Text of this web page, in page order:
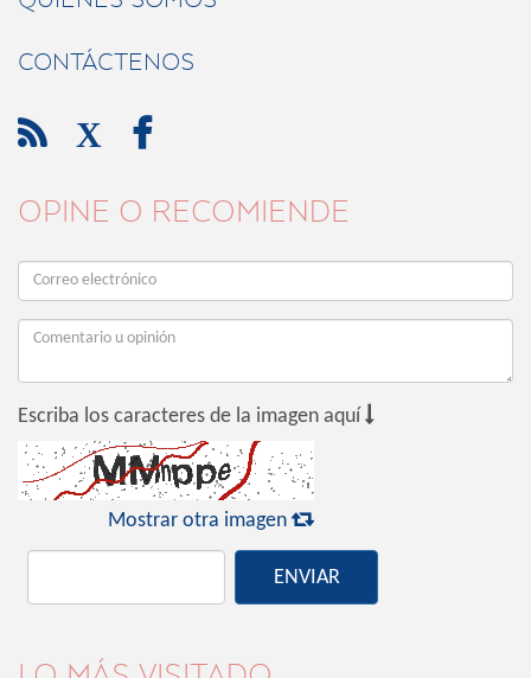
CONTÁCTENOS
 X 
OPINE O RECOMIENDE
Escriba los caracteres de la imagen aquí 
Mostrar otra imagen 
ENVIAR